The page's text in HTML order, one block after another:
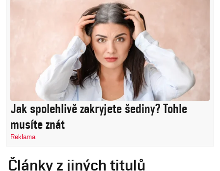
Jak spolehlivě zakryjete šediny? Tohle
musíte znát
Reklama
Články z jiných titulů